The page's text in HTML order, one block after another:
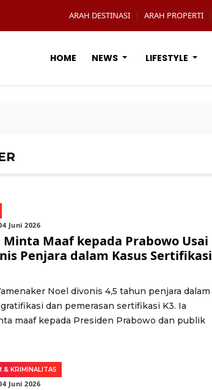
ARAH DESTINASI | ARAH PROPERTI |
HOME NEWS LIFESTYLE
Juni 2026
Minta Maaf kepada Prabowo Usai
Penjara dalam Kasus Sertifikasi
Noel divonis 4,5 tahun penjara dalam
dan pemerasan sertifikasi K3. Ia
maaf kepada Presiden Prabowo dan publik
& KRIMINALITAS
Juni 2026